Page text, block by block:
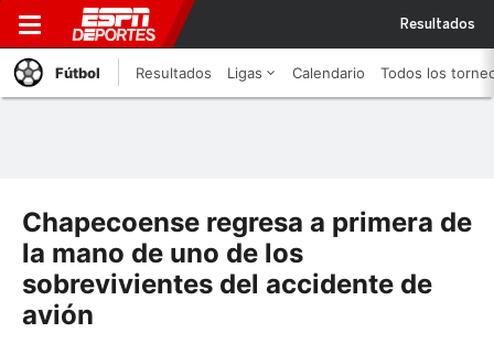
Resultados
Fútbol Resultados Ligas Calendario Todos los
Chapecoense regresa a primera de
la mano de uno de los
sobrevivientes del accidente de
avión